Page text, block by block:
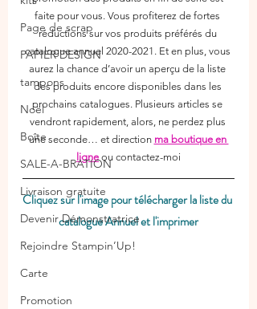
Page de scrap
PAPIER DESIGN
tampons
Noël
Boîte
SALE-A-BRATION
Livraison gratuite
Devenir Démonstratrice
Rejoindre Stampin’Up!
Carte
Promotion
faite pour vous. Vous profiterez de fortes
réductions sur vos produits préférés du
catalogue annuel 2020-2021. Et en plus, vous
aurez la chance d’avoir un aperçu de la liste
des produits encore disponibles dans les
prochains catalogues. Plusieurs articles se
vendront rapidement, alors, ne perdez plus
une seconde… et direction ma boutique en
ligne ou contactez-moi
Cliquez sur l'image pour télécharger la liste du
catalogue Annuel et l'imprimer